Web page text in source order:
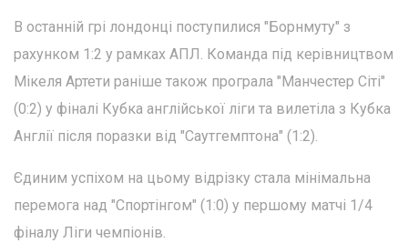
В останній грі лондонці поступилися "Борнмуту" з
рахунком 1:2 у рамках АПЛ. Команда під керівництвом
Мікеля Артети раніше також програла "Манчестер Сіті"
(0:2) у фіналі Кубка англійської ліги та вилетіла з Кубка
Англії після поразки від "Саутгемптона" (1:2).
Єдиним успіхом на цьому відрізку стала мінімальна
перемога над "Спортінгом" (1:0) у першому матчі 1/4
фіналу Ліги чемпіонів.